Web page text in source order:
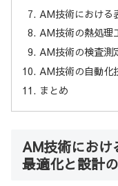
AM技術における
AM技術の熱処理
AM技術の検査測
AM技術の自動化
まとめ
AM技術におけ
最適化と設計